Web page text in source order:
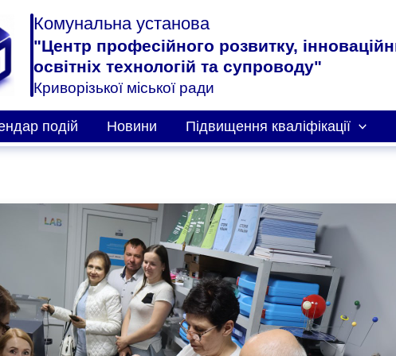
Комунальна установа
"Центр професійного розвитку,
освітніх технологій та супроводу"
Криворізької міської ради
подій Новини Підвищення кваліфікації